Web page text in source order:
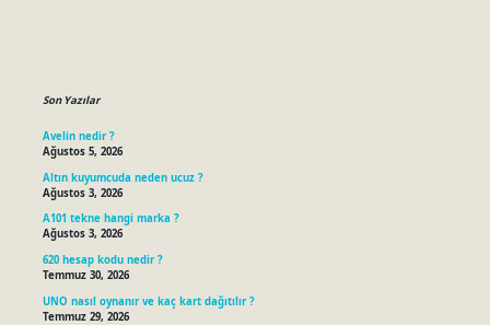
Son Yazılar
Avelin nedir ?
Ağustos 5, 2026
Altın kuyumcuda neden ucuz ?
Ağustos 3, 2026
A101 tekne hangi marka ?
Ağustos 3, 2026
620 hesap kodu nedir ?
Temmuz 30, 2026
UNO nasıl oynanır ve kaç kart dağıtılır ?
Temmuz 29, 2026